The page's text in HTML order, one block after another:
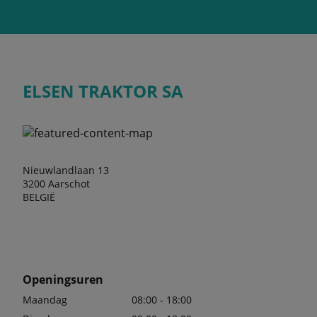
ELSEN TRAKTOR SA
Nieuwlandlaan 13
3200 Aarschot
BELGIË
Openingsuren
Maandag
08:00 - 18:00